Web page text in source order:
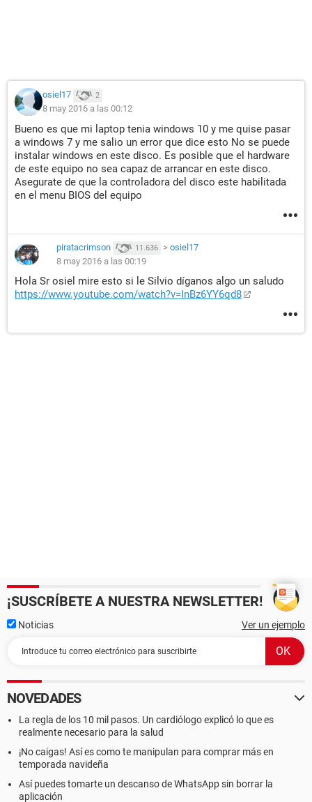
osiel17 2
8 may 2016 a las 00:12
Bueno es que mi laptop tenia windows 10 y me quise pasar
a windows 7 y me salio un error que dice esto No se puede
instalar windows en este disco. Es posible que el hardware
de este equipo no sea capaz de arrancar en este disco.
Asegurate de que la controladora del disco este habilitada
en el menu BIOS del equipo
piratacrimson 11.636 > osiel17
8 may 2016 a las 00:19
Hola Sr osiel mire esto si le Silvio díganos algo un saludo
https://www.youtube.com/watch?v=InBz6YY6qd8
¡SUSCRÍBETE A NUESTRA NEWSLETTER!
Noticias Ver un ejemplo
NOVEDADES
La regla de los 10 mil pasos. Un cardiólogo explicó lo que es
realmente necesario para la salud
¡No caigas! Así es como te manipulan para comprar más en
temporada navideña
Así puedes tomarte un descanso de WhatsApp sin borrar la
aplicación